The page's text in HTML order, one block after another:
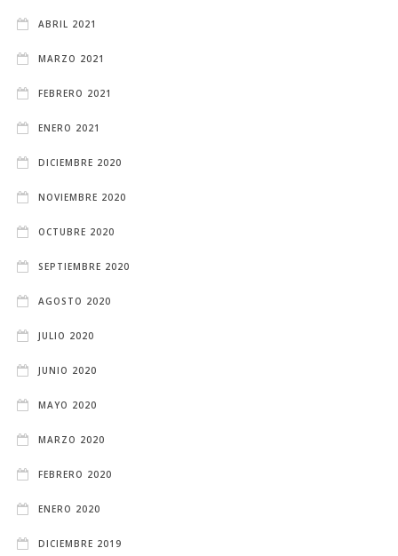
ABRIL 2021
MARZO 2021
FEBRERO 2021
ENERO 2021
DICIEMBRE 2020
NOVIEMBRE 2020
OCTUBRE 2020
SEPTIEMBRE 2020
AGOSTO 2020
JULIO 2020
JUNIO 2020
MAYO 2020
MARZO 2020
FEBRERO 2020
ENERO 2020
DICIEMBRE 2019